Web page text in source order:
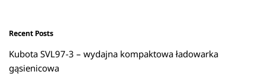
Recent Posts
Kubota SVL97-3 – wydajna kompaktowa ładowarka
gąsienicowa